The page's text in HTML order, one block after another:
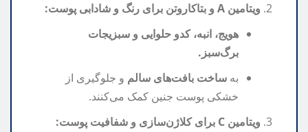
ویتامین A و بتاکاروتن برای رنگ و شادابی پوست:
هویج، انبه، کدو حلوایی و سبزیجات
برگ‌سبز.
به ساخت بافت‌های سالم و جلوگیری از
خشکی پوست جنین کمک می‌کنند.
ویتامین C برای کلاژن‌سازی و شفافیت پوست: